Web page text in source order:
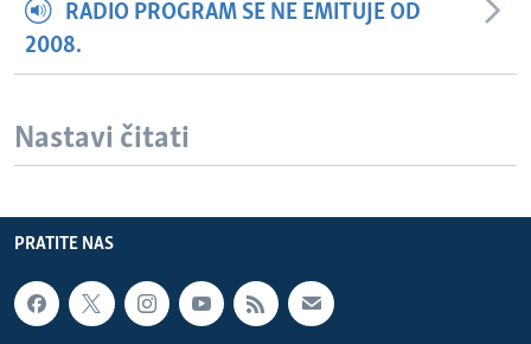
RADIO PROGRAM SE NE EMITUJE OD
2008.
Nastavi čitati
PRATITE NAS